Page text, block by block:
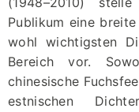
Publikum eine
wohl wichtigsten
Bereich vor.
chinesische
estnischen